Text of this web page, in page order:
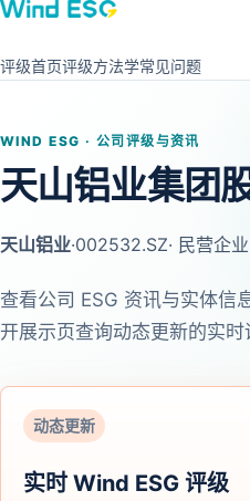
评级首页评级方法学常见问题
WIND ESG · 公司评级与资讯
天山铝业集团
天山铝业·002532.SZ· 民营企业
查看公司 ESG 资讯与实体信
开展示页查询动态更新的实时
动态更新
实时 Wind ESG 评级